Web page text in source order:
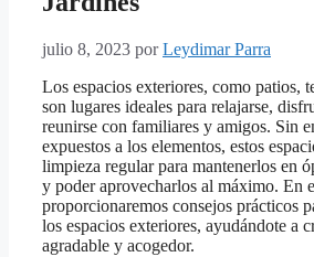
julio 8, 2023 porLeydimar Parra
Los espacios exteriores, como patios,
son lugares ideales para relajarse,
reunirse con familiares y amigos. Sin
expuestos a los elementos, estos
limpieza regular para mantenerlos en
y poder aprovecharlos al máximo. En
proporcionaremos consejos prácticos
los espacios exteriores, ayudándote a
agradable y acogedor.